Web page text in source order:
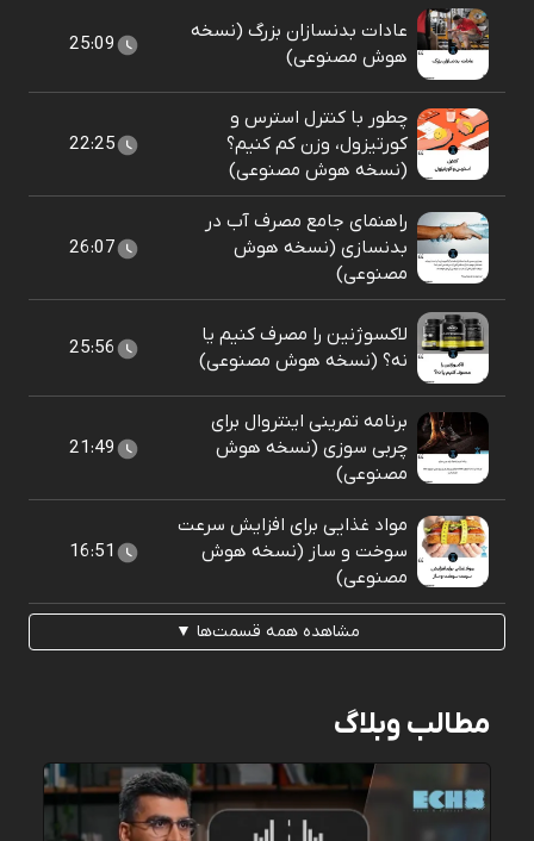
عادات بدنسازان بزرگ (نسخه
هوش مصنوعی)
25:09
چطور با کنترل استرس و
کورتیزول، وزن کم کنیم؟
(نسخه هوش مصنوعی)
22:25
راهنمای جامع مصرف آب در
بدنسازی (نسخه هوش
مصنوعی)
26:07
لاکسوژنین را مصرف کنیم یا
نه؟ (نسخه هوش مصنوعی)
25:56
برنامه تمرینی اینتروال برای
چربی سوزی (نسخه هوش
مصنوعی)
21:49
مواد غذایی برای افزایش سرعت
سوخت و ساز (نسخه هوش
مصنوعی)
16:51
مشاهده همه قسمت‌ها ▼
مطالب وبلاگ